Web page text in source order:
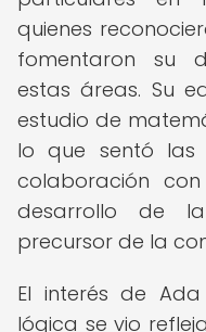
quienes
fomentaron su
estas áreas. Su
estudio de
lo que sentó las
colaboración
desarrollo de
precursor de la
El interés de
lógica se vio